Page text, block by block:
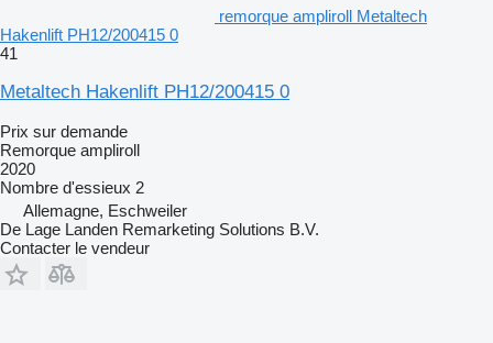
remorque ampliroll Metaltech
Hakenlift PH12/200415 0
41
Metaltech Hakenlift PH12/200415 0
Prix sur demande
Remorque ampliroll
2020
Nombre d'essieux 2
Allemagne, Eschweiler
De Lage Landen Remarketing Solutions B.V.
Contacter le vendeur